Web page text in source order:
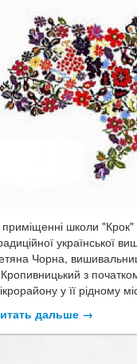
школи
української
Чорна,
з
у її рідному
дальше →